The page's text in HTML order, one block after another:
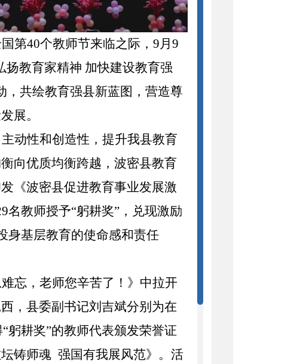
第40个教师节来临之际， 9月 9
扬教育家精神 加快建设教育强
，共绘教育强县新蓝图，营造尊
展。
动性和创造性，提升我县教育
向优质均衡跨越，波密县教育
《波密县促进教育事业发展激
名教师授予“躬耕奖” ，兑现激励
身基层教育的使命感和责任
忘，老师您辛苦了！》 中拉开
，县委副书记刘吉斌分别为在
“躬耕奖”的教师代表颁发荣誉证
铸师魂 强国有我展风范》。活